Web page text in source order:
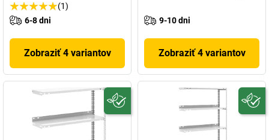
(1)
6-8 dni
Zobraziť 4 variantov
9-10 dni
Zobraziť 4 variantov